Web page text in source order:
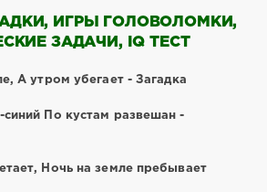
ИГРЫ ГОЛОВОЛОМКИ,
ЗАДАЧИ, IQ ТЕСТ
А утром убегает - Загадка
синий По кустам развешан -
Ночь на земле пребывает